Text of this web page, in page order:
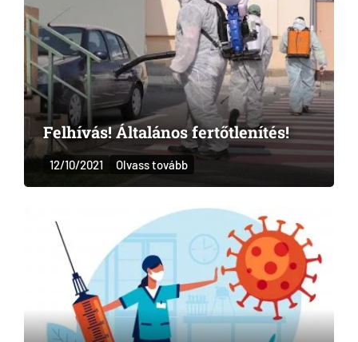
Felhívás! Általános fertőtlenítés!
12/10/2021 Olvass tovább